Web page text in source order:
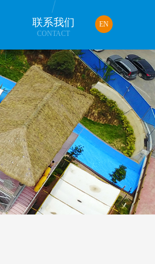
EN
联系我们
CONTACT